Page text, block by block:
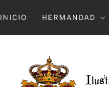
INICIO HERMANDAD